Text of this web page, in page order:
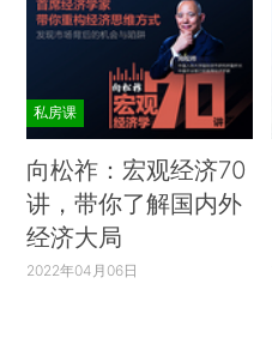
私房课
向松祚：宏观经济70
讲，带你了解国内外
经济大局
2022年04月06日